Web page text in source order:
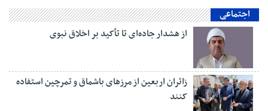
اجتماعی
از هشدار جاده‌ای تا تأکید بر اخلاق نبوی
زائران اربعین از مرزهای باشماق و تمرچین استفاده
کنند